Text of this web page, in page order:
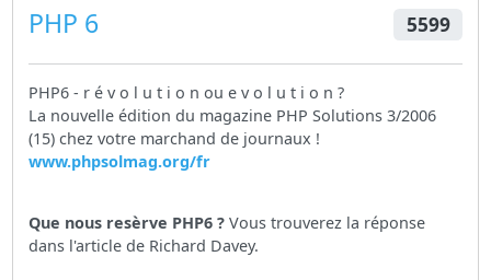
PHP 6 5599
PHP6 - r é v o l u t i o n ou e v o l u t i o n ?
La nouvelle édition du magazine PHP Solutions 3/2006
(15) chez votre marchand de journaux !
www.phpsolmag.org/fr
Que nous resèrve PHP6 ? Vous trouverez la réponse
dans l'article de Richard Davey.